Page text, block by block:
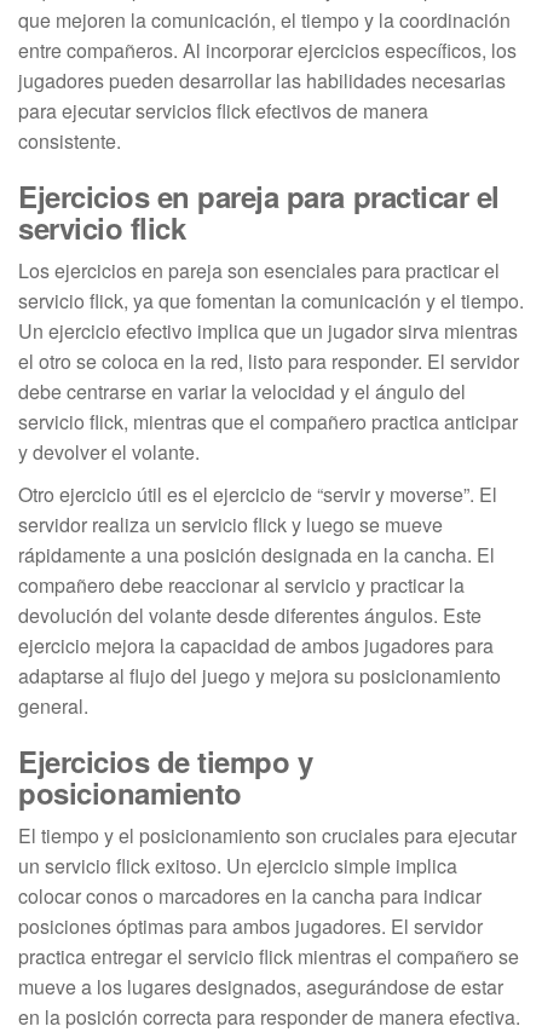
que mejoren la comunicación, el tiempo y la coordinación
entre compañeros. Al incorporar ejercicios específicos, los
jugadores pueden desarrollar las habilidades necesarias
para ejecutar servicios flick efectivos de manera
consistente.
Ejercicios en pareja para practicar el
servicio flick
Los ejercicios en pareja son esenciales para practicar el
servicio flick, ya que fomentan la comunicación y el tiempo.
Un ejercicio efectivo implica que un jugador sirva mientras
el otro se coloca en la red, listo para responder. El servidor
debe centrarse en variar la velocidad y el ángulo del
servicio flick, mientras que el compañero practica anticipar
y devolver el volante.
Otro ejercicio útil es el ejercicio de “servir y moverse”. El
servidor realiza un servicio flick y luego se mueve
rápidamente a una posición designada en la cancha. El
compañero debe reaccionar al servicio y practicar la
devolución del volante desde diferentes ángulos. Este
ejercicio mejora la capacidad de ambos jugadores para
adaptarse al flujo del juego y mejora su posicionamiento
general.
Ejercicios de tiempo y
posicionamiento
El tiempo y el posicionamiento son cruciales para ejecutar
un servicio flick exitoso. Un ejercicio simple implica
colocar conos o marcadores en la cancha para indicar
posiciones óptimas para ambos jugadores. El servidor
practica entregar el servicio flick mientras el compañero se
mueve a los lugares designados, asegurándose de estar
en la posición correcta para responder de manera efectiva.